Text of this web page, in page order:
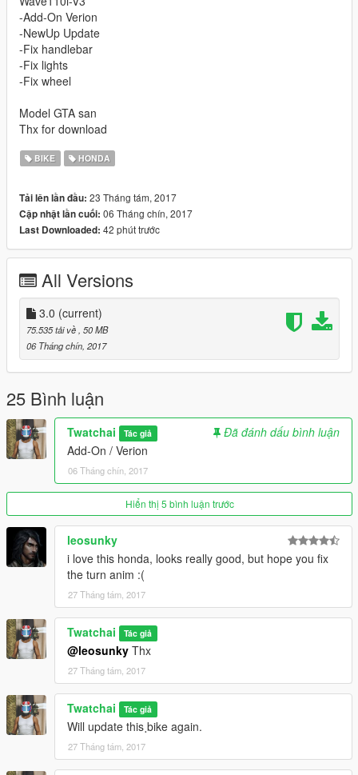
-Add-On Verion
-NewUp Update
-Fix handlebar
-Fix lights
-Fix wheel
Model GTA san
Thx for download
BIKE HONDA
Tải lên lần đầu: 23 Tháng tám, 2017
Cập nhật lần cuối: 06 Tháng chín, 2017
Last Downloaded: 42 phút trước
All Versions
3.0 (current)
75.535 tải về , 50 MB
06 Tháng chín, 2017
25 Bình luận
Twatchai Tác giả
Đã đánh dấu bình luận
Add-On / Verion
06 Tháng chín, 2017
Hiển thị 5 bình luận trước
leosunky
i love this honda, looks really good, but hope you fix
the turn anim :(
27 Tháng tám, 2017
Twatchai Tác giả
@leosunky Thx
27 Tháng tám, 2017
Twatchai Tác giả
Will update this ฺbike again.
27 Tháng tám, 2017